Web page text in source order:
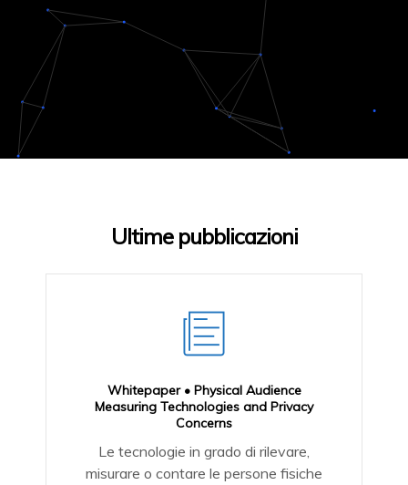
Ultime pubblicazioni
Whitepaper • Physical Audience
Measuring Technologies and Privacy
Concerns
Le tecnologie in grado di rilevare,
misurare o contare le persone fisiche